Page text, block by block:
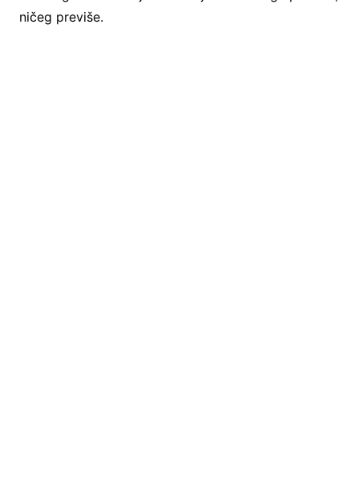
ničeg previše.